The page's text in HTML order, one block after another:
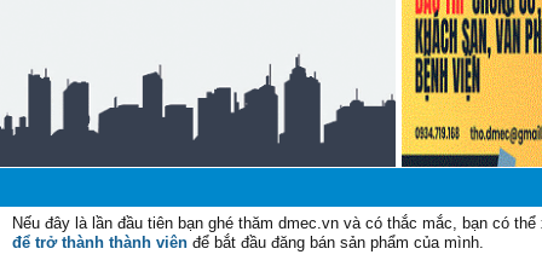
Nếu đây là lần đầu tiên bạn ghé thăm dmec.vn và có thắc mắc, bạn có
để trở thành thành viên để bắt đầu đăng bán sản phẩm của mình.